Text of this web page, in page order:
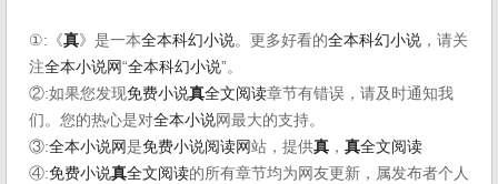
①:《真》是一本全本科幻小说。更多好看的全本科幻小说 ，请关
注全本小说网“全本科幻小说”。
②:如果您发现免费小说真全文阅读章节有错误，请及时通知我
们。您的热心是对全本小说网最大的支持。
③:全本小说网是免费小说阅读网站，提供真 ， 真全文阅读
④:免费小说真全文阅读的所有章节均为网友更新，属发布者个人